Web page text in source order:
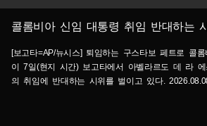
콜롬비아 신임 대통령 취임 반대하는
[보고타=AP/뉴시스] 퇴임하는 구스타보 페트로 콜
이 7일(현지 시간) 보고타에서 아벨라르도 데 라
의 취임에 반대하는 시위를 벌이고 있다.